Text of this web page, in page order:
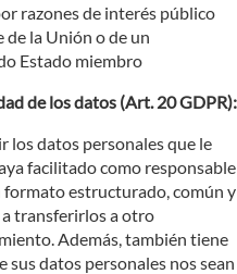
razones de interés público
la Unión o de un
Estado miembro
de los datos (Art. 20 GDPR):
los datos personales que le
facilitado como responsable
estructurado, común y
transferirlos a otro
Además, también tiene
sus datos personales nos sean